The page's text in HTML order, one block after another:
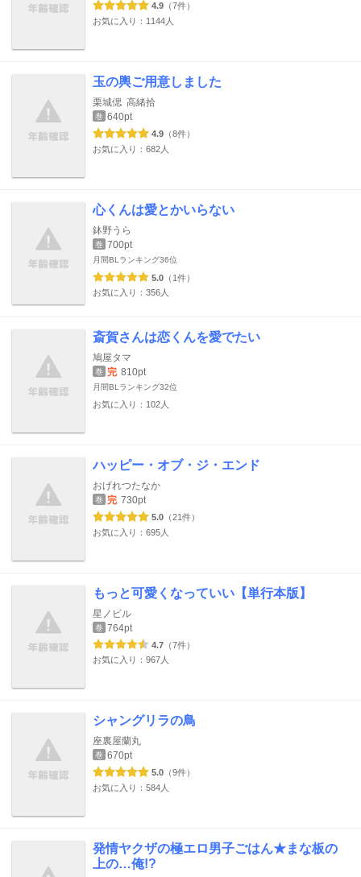
4.9 （7件）
お気に入り：1144人
玉の輿ご用意しました
栗城偲 高緒拾
巻 640pt
4.9 （8件）
お気に入り：682人
心くんは愛とかいらない
鉢野うら
巻 700pt
月間BLランキング36位
5.0 （1件）
お気に入り：356人
斎賀さんは恋くんを愛でたい
鳩屋タマ
巻 完 810pt
月間BLランキング32位
お気に入り：102人
ハッピー・オブ・ジ・エンド
おげれつたなか
巻 完 730pt
5.0 （21件）
お気に入り：695人
もっと可愛くなっていい【単行本版】
星ノビル
巻 764pt
4.7 （7件）
お気に入り：967人
シャングリラの鳥
座裏屋蘭丸
巻 670pt
5.0 （9件）
お気に入り：584人
発情ヤクザの極エロ男子ごはん★まな板の
上の…俺!?